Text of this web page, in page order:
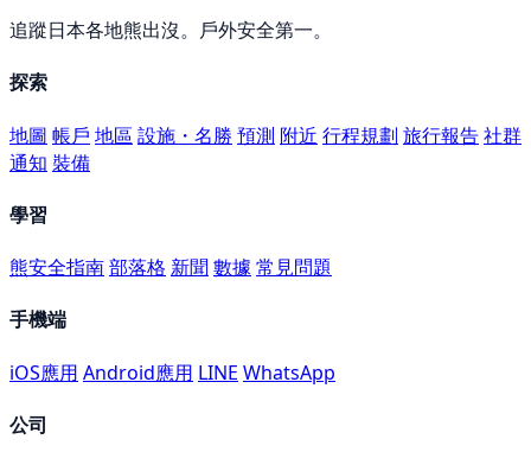
追蹤日本各地熊出沒。戶外安全第一。
探索
地圖 帳戶 地區 設施・名勝 預測 附近 行程規劃 旅行報告社群
通知 裝備
學習
熊安全指南部落格 新聞數據 常見問題
手機端
iOS應用 Android應用 LINE WhatsApp
公司